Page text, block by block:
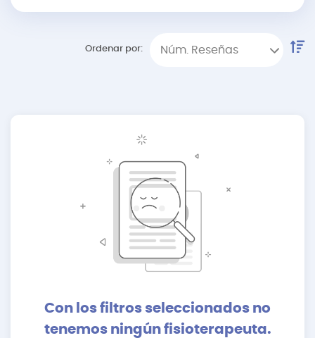
Ordenar por: Núm. Reseñas
Con los filtros seleccionados no
tenemos ningún fisioterapeuta.